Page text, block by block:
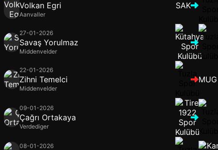
Volkan Egri
Aanvaller
SAK
27-01-2026
Savaş Yorulmaz
Middenvelder
22-01-2026
Zihni Temelci
Middenvelder
MUG
09-01-2026
Çağrı Ortakaya
Verdediger
08-01-2026